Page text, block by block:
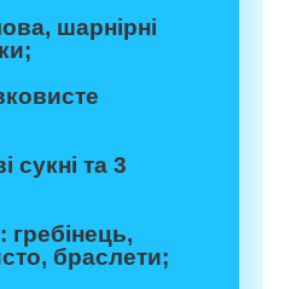
шарнірні
сукні та 3
гребінець,
браслети;